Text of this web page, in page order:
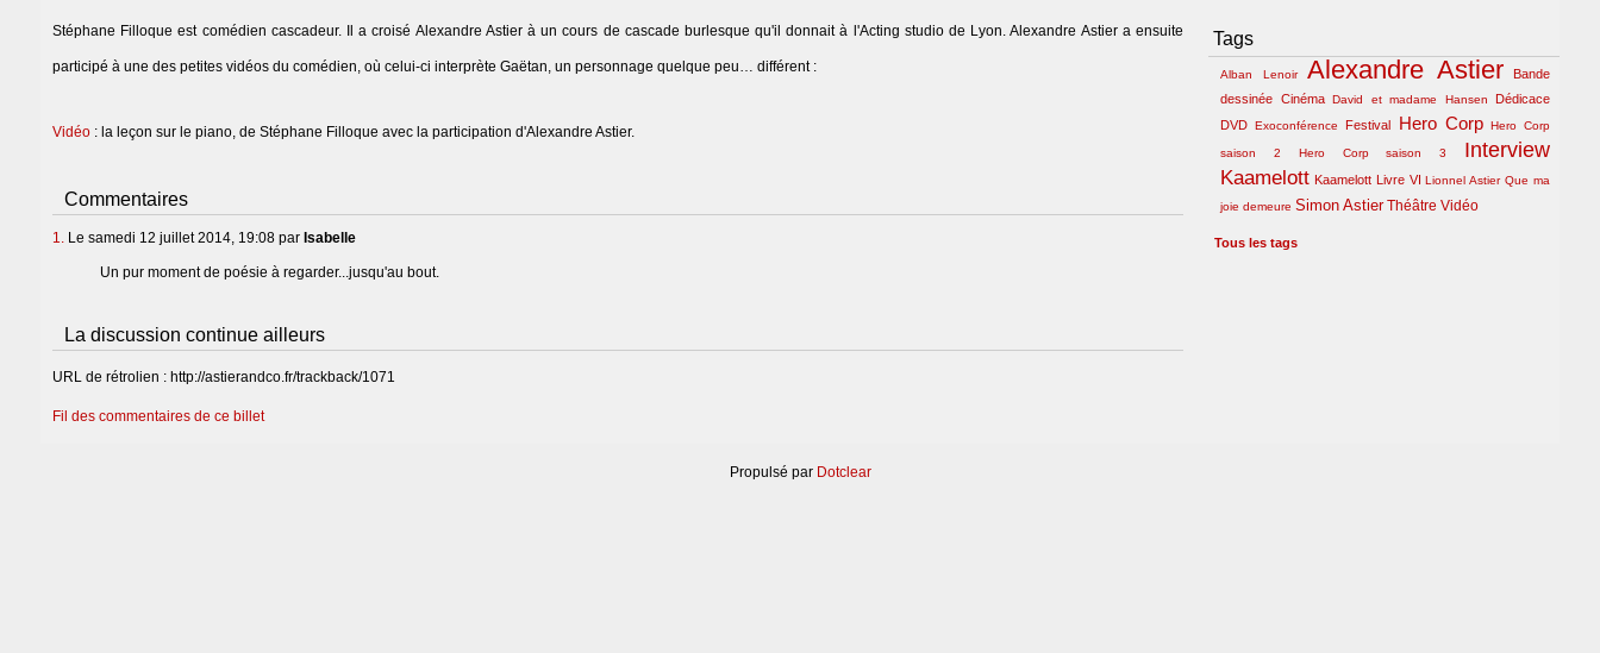
Stéphane Filloque est comédien cascadeur. Il a croisé Alexandre Astier à un cours de cascade burlesque qu'il donnait à l'Acting studio de Lyon. Alexandre Astier a ensuite
participé à une des petites vidéos du comédien, où celui-ci interprète Gaëtan, un personnage quelque peu… différent :
Vidéo : la leçon sur le piano, de Stéphane Filloque avec la participation d'Alexandre Astier.
Commentaires
1. Le samedi 12 juillet 2014, 19:08 par Isabelle
Un pur moment de poésie à regarder...jusqu'au bout.
La discussion continue ailleurs
URL de rétrolien : http://astierandco.fr/trackback/1071
Fil des commentaires de ce billet
Tags
Alban Lenoir Alexandre Astier
Bande
dessinée Cinéma David et madame Hansen
Dédicace
DVD Exoconférence Festival Hero Corp Hero Corp
saison 2 Hero Corp saison 3 Interview
Kaamelott Kaamelott Livre VI Lionnel Astier Que ma
joie demeure Simon Astier Théâtre Vidéo
Tous les tags
Propulsé par Dotclear